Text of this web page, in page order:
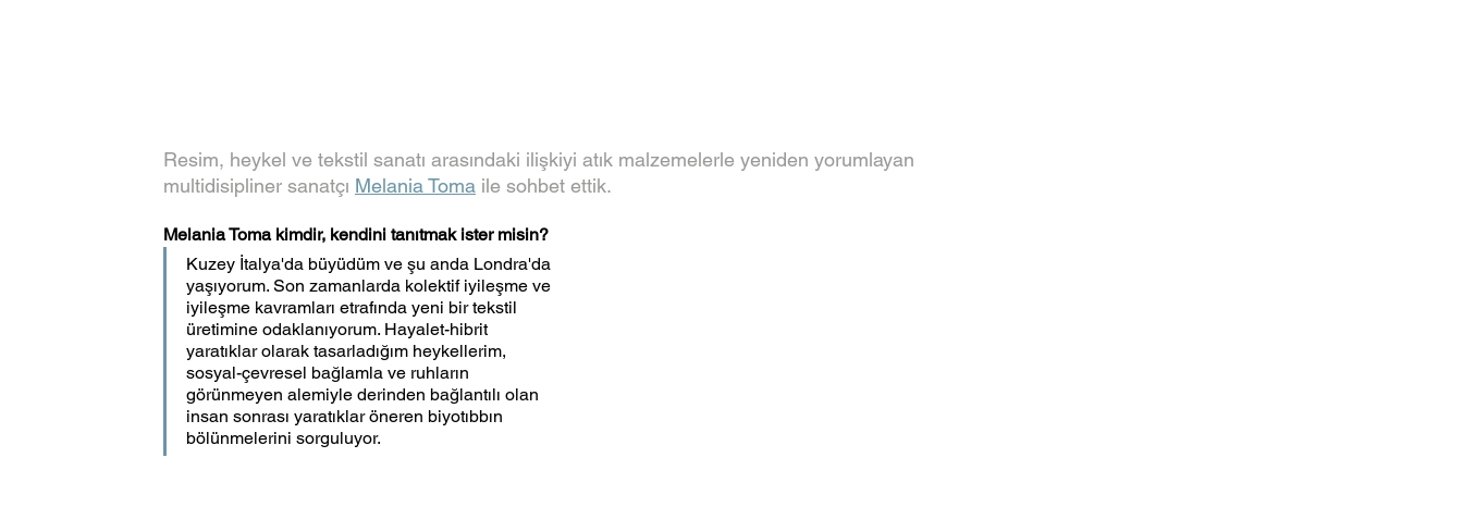
Resim, heykel ve tekstil sanatı arasındaki ilişkiyi atık malzemelerle yeniden yorumlayan
multidisipliner sanatçı Melania Toma ile sohbet ettik.
Melania Toma kimdir, kendini tanıtmak ister misin?
Kuzey İtalya'da büyüdüm ve şu anda Londra'da
yaşıyorum. Son zamanlarda kolektif iyileşme ve
iyileşme kavramları etrafında yeni bir tekstil
üretimine odaklanıyorum. Hayalet-hibrit
yaratıklar olarak tasarladığım heykellerim,
sosyal-çevresel bağlamla ve ruhların
görünmeyen alemiyle derinden bağlantılı olan
insan sonrası yaratıklar öneren biyotıbbın
bölünmelerini sorguluyor.